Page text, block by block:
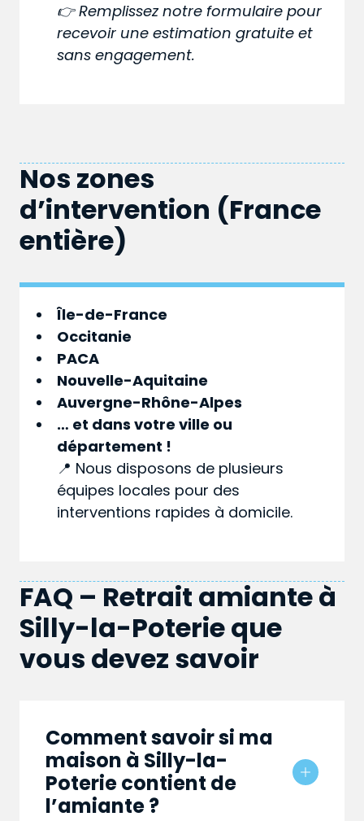
👉 Remplissez notre formulaire pour
recevoir une estimation gratuite et
sans engagement.
Nos zones
d’intervention (France
entière)
Île-de-France
Occitanie
PACA
Nouvelle-Aquitaine
Auvergne-Rhône-Alpes
… et dans votreville ou
département !
📍 Nous disposons de plusieurs
équipes locales pour des
interventions rapides à domicile.
FAQ – Retrait amiante à
Silly-la-Poterie que
vous devez savoir
Comment savoir si ma
maison à Silly-la-
Poterie contient de
l’amiante ?